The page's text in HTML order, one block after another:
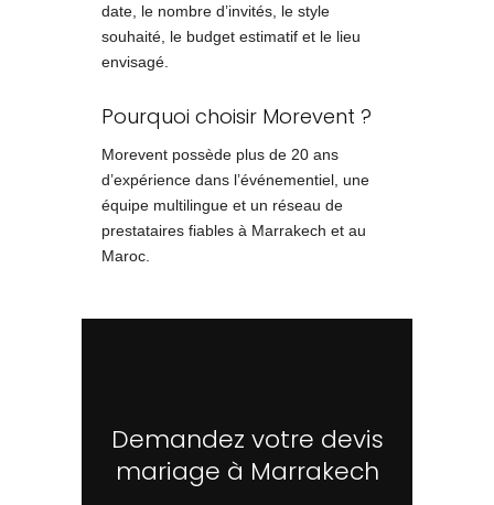
date, le nombre d’invités, le style
souhaité, le budget estimatif et le lieu
envisagé.
Pourquoi choisir Morevent ?
Morevent possède plus de 20 ans
d’expérience dans l’événementiel, une
équipe multilingue et un réseau de
prestataires fiables à Marrakech et au
Maroc.
Demandez votre devis
mariage à Marrakech